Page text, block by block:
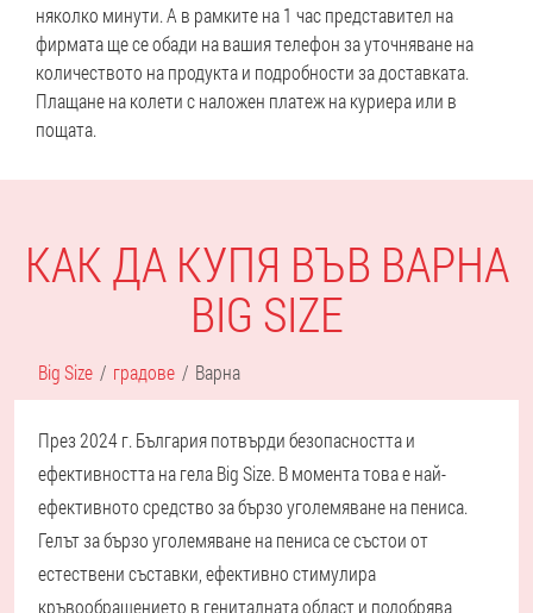
няколко минути. А в рамките на 1 час представител на
фирмата ще се обади на вашия телефон за уточняване на
количеството на продукта и подробности за доставката.
Плащане на колети с наложен платеж на куриера или в
пощата.
КАК ДА КУПЯ ВЪВ ВАРНА
BIG SIZE
Big Size градове Варна
През 2024 г. България потвърди безопасността и
ефективността на гела Big Size. В момента това е най-
ефективното средство за бързо уголемяване на пениса.
Гелът за бързо уголемяване на пениса се състои от
естествени съставки, ефективно стимулира
кръвообращението в гениталната област и подобрява